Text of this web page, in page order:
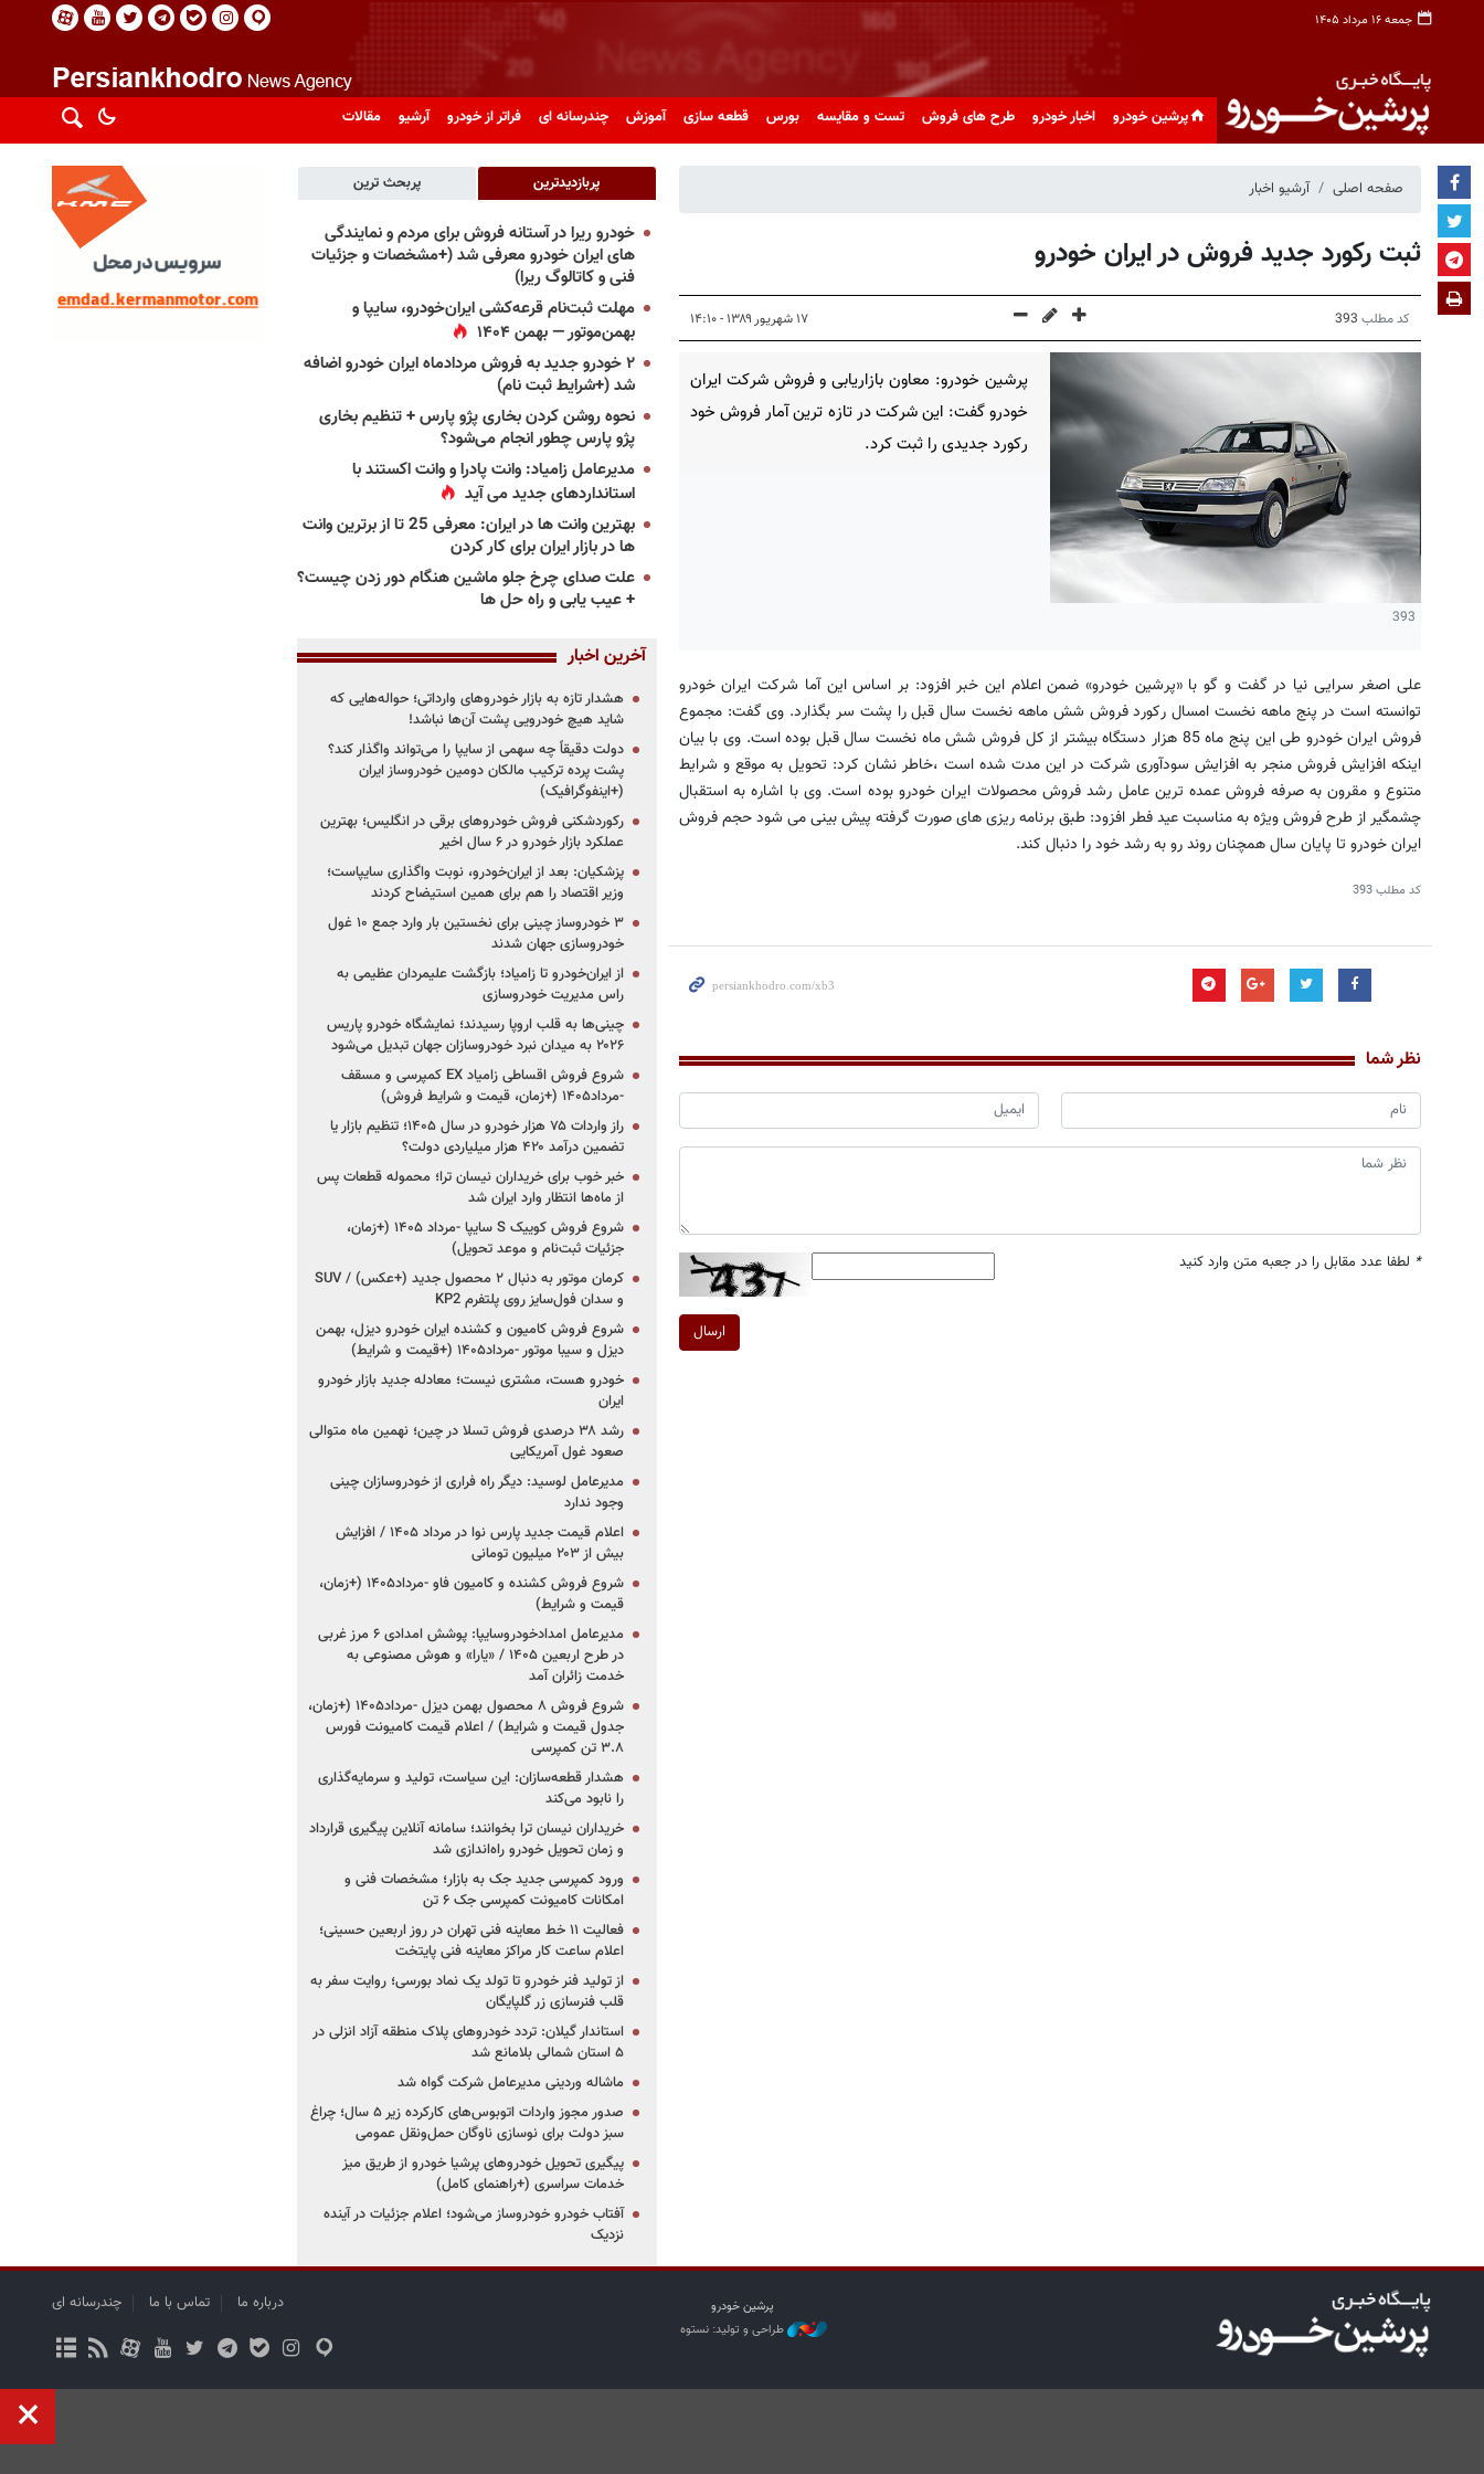
جمعه ۱۶ مرداد ۱۴۰۵
پرشین خودرو اخبار خودرو طرح های فروش تست و مقایسه بورس قطعه سازی آموزش چندرسانه ای فراتر از خودرو آرشیو مقالات
صفحه اصلی آرشیو اخبار
ثبت رکورد جدید فروش در ایران خودرو
کد مطلب 393 ۱۷ شهریور ۱۳۸۹ - ۱۴:۱۰
393
پرشین خودرو: معاون بازاریابی و فروش شرکت ایران
خودرو گفت: این شرکت در تازه ترین آمار فروش خود
رکورد جدیدی را ثبت کرد.
علی اصغر سرایی نیا در گفت و گو با «پرشین خودرو» ضمن اعلام این خبر افزود: بر اساس این آما شرکت ایران خودرو
توانسته است در پنج ماهه نخست امسال رکورد فروش شش ماهه نخست سال قبل را پشت سر بگذارد. وی گفت: مجموع
فروش ایران خودرو طی این پنج ماه 85 هزار دستگاه بیشتر از کل فروش شش ماه نخست سال قبل بوده است. وی با بیان
اینکه افزایش فروش منجر به افزایش سودآوری شرکت در این مدت شده است ،خاطر نشان کرد: تحویل به موقع و شرایط
متنوع و مقرون به صرفه فروش عمده ترین عامل رشد فروش محصولات ایران خودرو بوده است. وی با اشاره به استقبال
چشمگیر از طرح فروش ویژه به مناسبت عید فطر افزود: طبق برنامه ریزی های صورت گرفته پیش بینی می شود حجم فروش
ایران خودرو تا پایان سال همچنان روند رو به رشد خود را دنبال کند.
کد مطلب393
نظر شما
* لطفا عدد مقابل را در جعبه متن وارد کنید
ارسال
پربازدیدترین پربحث ترین
خودرو ریرا در آستانه فروش برای مردم و نمایندگی
های ایران خودرو معرفی شد (+مشخصات و جزئیات
فنی و کاتالوگ ریرا)
مهلت ثبت‌نام قرعه‌کشی ایران‌خودرو، سایپا و
بهمن‌موتور — بهمن ۱۴۰۴
۲ خودرو جدید به فروش مردادماه ایران خودرو اضافه
شد (+شرایط ثبت نام)
نحوه روشن کردن بخاری پژو پارس + تنظیم بخاری
پژو پارس چطور انجام می‌شود؟
مدیرعامل زامیاد: وانت پادرا و وانت اکستند با
استانداردهای جدید می آید
بهترین وانت ها در ایران: معرفی 25 تا از برترین وانت
ها در بازار ایران برای کار کردن
علت صدای چرخ جلو ماشین هنگام دور زدن چیست؟
+ عیب یابی و راه حل ها
آخرین اخبار
هشدار تازه به بازار خودروهای وارداتی؛ حواله‌هایی که
شاید هیچ خودرویی پشت آن‌ها نباشد!
دولت دقیقاً چه سهمی از سایپا را می‌تواند واگذار کند؟
پشت پرده ترکیب مالکان دومین خودروساز ایران
(+اینفوگرافیک)
رکوردشکنی فروش خودروهای برقی در انگلیس؛ بهترین
عملکرد بازار خودرو در ۶ سال اخیر
پزشکیان: بعد از ایران‌خودرو، نوبت واگذاری سایپاست؛
وزیر اقتصاد را هم برای همین استیضاح کردند
۳ خودروساز چینی برای نخستین بار وارد جمع ۱۰ غول
خودروسازی جهان شدند
از ایران‌خودرو تا زامیاد؛ بازگشت علیمردان عظیمی به
راس مدیریت خودروسازی
چینی‌ها به قلب اروپا رسیدند؛ نمایشگاه خودرو پاریس
۲۰۲۶ به میدان نبرد خودروسازان جهان تبدیل می‌شود
شروع فروش اقساطی زامیاد EX کمپرسی و مسقف
-مرداد۱۴۰۵ (+زمان، قیمت و شرایط فروش)
راز واردات ۷۵ هزار خودرو در سال ۱۴۰۵؛ تنظیم بازار یا
تضمین درآمد ۴۲۰ هزار میلیاردی دولت؟
خبر خوب برای خریداران نیسان ترا؛ محموله قطعات پس
از ماه‌ها انتظار وارد ایران شد
شروع فروش کوییک S سایپا -مرداد ۱۴۰۵ (+زمان،
جزئیات ثبت‌نام و موعد تحویل)
کرمان موتور به دنبال ۲ محصول جدید (+عکس) / SUV
و سدان فول‌سایز روی پلتفرم KP2
شروع فروش کامیون و کشنده ایران خودرو دیزل، بهمن
دیزل و سیبا موتور -مرداد۱۴۰۵ (+قیمت و شرایط)
خودرو هست، مشتری نیست؛ معادله جدید بازار خودرو
ایران
رشد ۳۸ درصدی فروش تسلا در چین؛ نهمین ماه متوالی
صعود غول آمریکایی
مدیرعامل لوسید: دیگر راه فراری از خودروسازان چینی
وجود ندارد
اعلام قیمت جدید پارس نوا در مرداد ۱۴۰۵ / افزایش
بیش از ۲۰۳ میلیون تومانی
شروع فروش کشنده و کامیون فاو -مرداد۱۴۰۵ (+زمان،
قیمت و شرایط)
مدیرعامل امدادخودروسایپا: پوشش امدادی ۶ مرز غربی
در طرح اربعین ۱۴۰۵ / «یارا» و هوش مصنوعی به
خدمت زائران آمد
شروع فروش ۸ محصول بهمن دیزل -مرداد۱۴۰۵ (+زمان،
جدول قیمت و شرایط) / اعلام قیمت کامیونت فورس
۳.۸ تن کمپرسی
هشدار قطعه‌سازان: این سیاست، تولید و سرمایه‌گذاری
را نابود می‌کند
خریداران نیسان ترا بخوانند؛ سامانه آنلاین پیگیری قرارداد
و زمان تحویل خودرو راه‌اندازی شد
ورود کمپرسی جدید جک به بازار؛ مشخصات فنی و
امکانات کامیونت کمپرسی جک ۶ تن
فعالیت ۱۱ خط معاینه فنی تهران در روز اربعین حسینی؛
اعلام ساعت کار مراکز معاینه فنی پایتخت
از تولید فنر خودرو تا تولد یک نماد بورسی؛ روایت سفر به
قلب فنرسازی زر گلپایگان
استاندار گیلان: تردد خودروهای پلاک منطقه آزاد انزلی در
۵ استان شمالی بلامانع شد
ماشاله وردینی مدیرعامل شرکت گواه شد
صدور مجوز واردات اتوبوس‌های کارکرده زیر ۵ سال؛ چراغ
سبز دولت برای نوسازی ناوگان حمل‌ونقل عمومی
پیگیری تحویل خودروهای پرشیا خودرو از طریق میز
خدمات سراسری (+راهنمای کامل)
آفتاب خودرو خودروساز می‌شود؛ اعلام جزئیات در آینده
نزدیک
پرشین خودرو
طراحی و تولید: نستوه
درباره ما تماس با ما چندرسانه ای